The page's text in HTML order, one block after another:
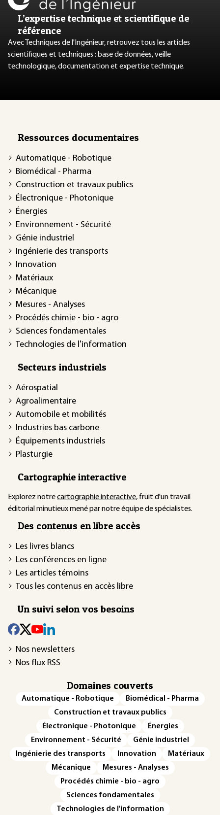
L’expertise technique et scientifique de
référence
Avec Techniques de l'Ingénieur, retrouvez tous les articles
scientifiques et techniques : base de données, veille
technologique, documentation et expertise technique.
Ressources documentaires
Automatique - Robotique
Biomédical - Pharma
Construction et travaux publics
Électronique - Photonique
Énergies
Environnement - Sécurité
Génie industriel
Ingénierie des transports
Innovation
Matériaux
Mécanique
Mesures - Analyses
Procédés chimie - bio - agro
Sciences fondamentales
Technologies de l'information
Secteurs industriels
Aérospatial
Agroalimentaire
Automobile et mobilités
Industries bas carbone
Équipements industriels
Plasturgie
Cartographie interactive
Explorez notrecartographie interactive, fruit d'un travail
éditorial minutieux mené par notre équipe de spécialistes.
Des contenus en libre accès
Les livres blancs
Les conférences en ligne
Les articles témoins
Tous les contenus en accès libre
Un suivi selon vos besoins
Nos newsletters
Nos flux RSS
Domaines couverts
Automatique - Robotique
Biomédical - Pharma
Construction et travaux publics
Électronique - Photonique
Énergies
Environnement - Sécurité
Génie industriel
Ingénierie des transports
Innovation
Matériaux
Mécanique
Mesures - Analyses
Procédés chimie - bio - agro
Sciences fondamentales
Technologies de l'information